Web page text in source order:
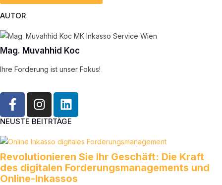
AUTOR
Mag. Muvahhid Koc
Ihre Forderung ist unser Fokus!
NEUSTE BEITRTÄGE
Revolutionieren Sie Ihr Geschäft: Die Kraft
des digitalen Forderungsmanagements und
Online-Inkassos